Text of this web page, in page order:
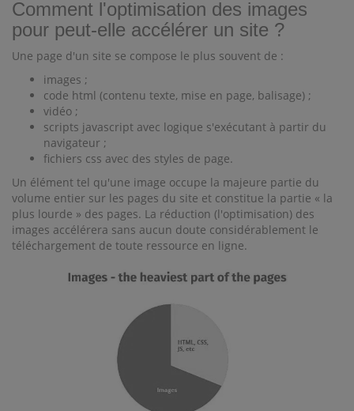
Comment l'optimisation des images
pour peut-elle accélérer un site ?
Une page d'un site se compose le plus souvent de :
images ;
code html (contenu texte, mise en page, balisage) ;
vidéo ;
scripts javascript avec logique s'exécutant à partir du
navigateur ;
fichiers css avec des styles de page.
Un élément tel qu'une image occupe la majeure partie du
volume entier sur les pages du site et constitue la partie « la
plus lourde » des pages. La réduction (l'optimisation) des
images accélérera sans aucun doute considérablement le
téléchargement de toute ressource en ligne.